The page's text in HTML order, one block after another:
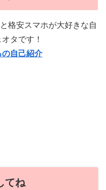
格安スマホが大好きな自
タです！
の自己紹介
てね